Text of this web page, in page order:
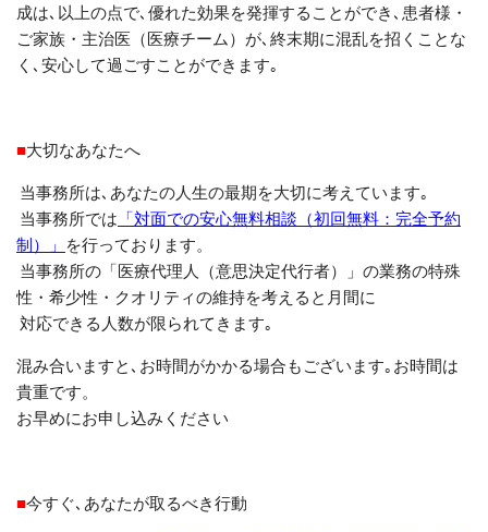
成は､以上の点で､優れた効果を発揮することができ､患者様・
ご家族・主治医（医療チーム）が､終末期に混乱を招くことな
く､安心して過ごすことができます｡
■大切なあなたへ
当事務所は､あなたの人生の最期を大切に考えています｡
当事務所では 「対面での安心無料相談（初回無料：完全予約
制）」
を行っております。
当事務所の「医療代理人（意思決定代行者）」の業務の特殊
性・希少性・クオリティの維持を考えると月間に
対応できる人数が限られてきます｡
混み合いますと､お時間がかかる場合もございます｡お時間は
貴重です。
お早めにお申し込みください
■今すぐ､あなたが取るべき行動